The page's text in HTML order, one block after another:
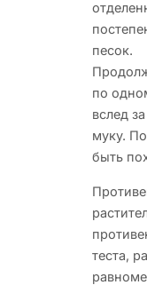
песок.
по
вслед
муку.
быть
теста,